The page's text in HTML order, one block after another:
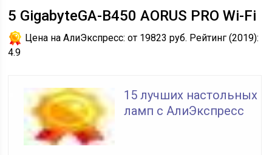
5 GigabyteGA-B450 AORUS PRO Wi-Fi
Цена на АлиЭкспресс:от 19823 руб. Рейтинг (2019):
4.9
15 лучших настольных
ламп с АлиЭкспресс